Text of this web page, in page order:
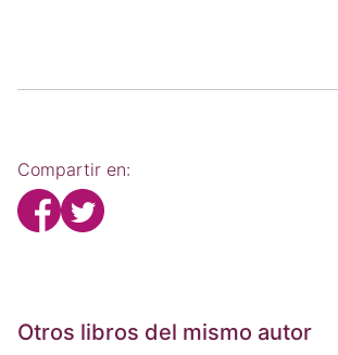
Compartir en:
Otros libros del mismo autor